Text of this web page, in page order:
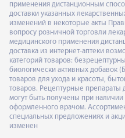
применения дистанционным
доставки указанных
изменений в некоторые акты
вопросу розничной торговли
медицинского применения
доставка из интернет-аптеки
категорий товаров:
биологически активных добавок
товаров для ухода и красоты,
товаров. Рецептурные препараты
могут быть получены при
оформленного врачом.
специальных предложениях и
изменен